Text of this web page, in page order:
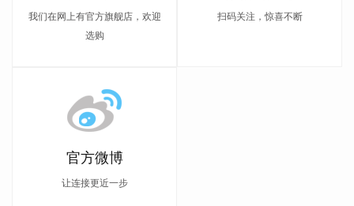
我们在网上有官方旗舰店，欢迎
选购
扫码关注，惊喜不断
官方微博
让连接更近一步